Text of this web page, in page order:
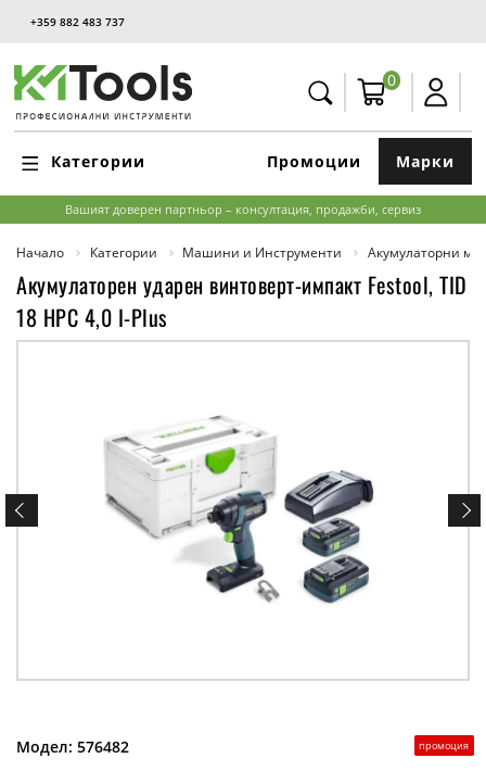
+359 882 483 737
0
Категории Марки
Промоции
Вашият доверен партньор – консултация, продажби, сервиз
Начало Категории Машини и Инструменти Акумулаторни
Акумулаторен ударен винтоверт-импакт Festool, TID
18 HPC 4,0 I-Plus
промоция
Модел: 576482